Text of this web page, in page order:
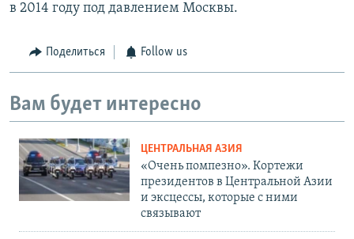
в 2014 году под давлением Москвы.
Поделиться Follow us
Вам будет интересно
ЦЕНТРАЛЬНАЯ АЗИЯ
«Очень помпезно». Кортежи
президентов в Центральной Азии
и эксцессы, которые с ними
связывают